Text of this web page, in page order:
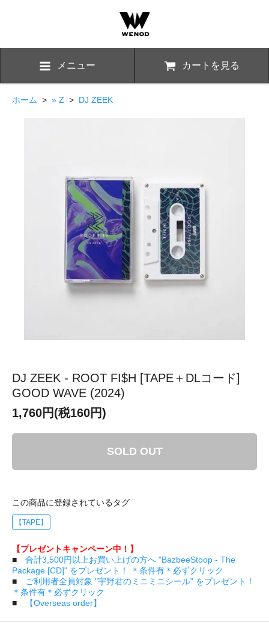
メニュー カートを見る
ホーム > » Z > DJ ZEEK
DJ ZEEK - ROOT FI$H [TAPE＋DLコード]
GOOD WAVE (2024)
1,760円(税160円)
SOLD OUT
この商品に登録されているタグ
【TAPE】
【プレゼントキャンペーン中！】
■ 合計3,500円以上お買い上げの方へ "BazbeeStoop - The
Package [CD]" をプレゼント！ ＊条件有＊必ずクリック
■
ご利用者全員対象 "宇野君のミニミニシール" をプレゼント！
＊条件有＊必ずクリック
■
【Overseas order】